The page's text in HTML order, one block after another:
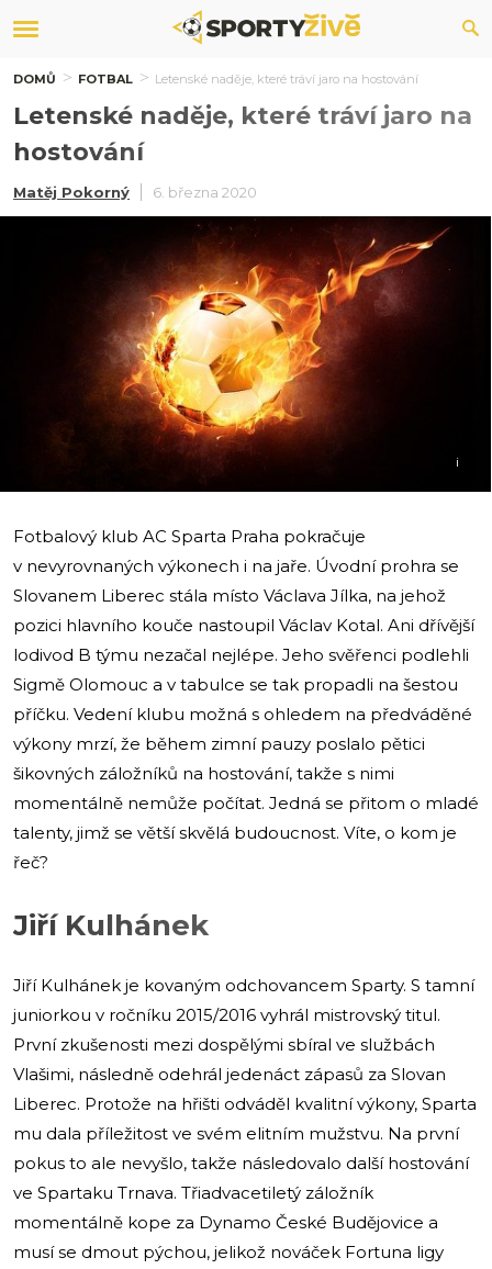
DOMŮ FOTBAL Letenské naděje, které tráví jaro na hostování
Letenské naděje, které tráví jaro na
hostování
Matěj Pokorný 6. března 2020
i
Fotbalový klub AC Sparta Praha pokračuje
v nevyrovnaných výkonech i na jaře. Úvodní prohra se
Slovanem Liberec stála místo Václava Jílka, na jehož
pozici hlavního kouče nastoupil Václav Kotal. Ani dřívější
lodivod B týmu nezačal nejlépe. Jeho svěřenci podlehli
Sigmě Olomouc a v tabulce se tak propadli na šestou
příčku. Vedení klubu možná s ohledem na předváděné
výkony mrzí, že během zimní pauzy poslalo pětici
šikovných záložníků na hostování, takže s nimi
momentálně nemůže počítat. Jedná se přitom o mladé
talenty, jimž se větší skvělá budoucnost. Víte, o kom je
řeč?
Jiří Kulhánek
Jiří Kulhánek je kovaným odchovancem Sparty. S tamní
juniorkou v ročníku 2015/2016 vyhrál mistrovský titul.
První zkušenosti mezi dospělými sbíral ve službách
Vlašimi, následně odehrál jedenáct zápasů za Slovan
Liberec. Protože na hřišti odváděl kvalitní výkony, Sparta
mu dala příležitost ve svém elitním mužstvu. Na první
pokus to ale nevyšlo, takže následovalo další hostování
ve Spartaku Trnava. Třiadvacetiletý záložník
momentálně kope za Dynamo České Budějovice a
musí se dmout pýchou, jelikož nováček Fortuna ligy